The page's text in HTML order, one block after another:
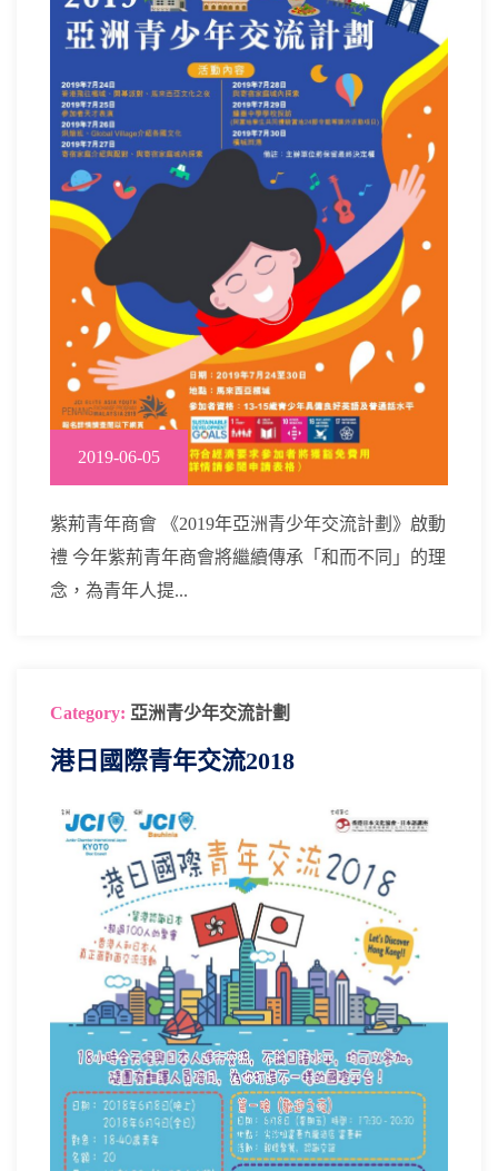
2019-06-05
紫荊青年商會 《2019年亞洲青少年交流計劃》啟動
禮 今年紫荊青年商會將繼續傳承「和而不同」的理
念，為青年人提...
Category: 亞洲青少年交流計劃
港日國際青年交流2018